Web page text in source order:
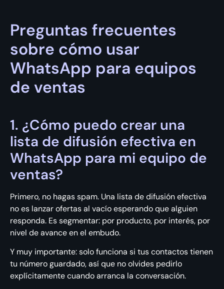
Preguntas frecuentes
sobre cómo usar
WhatsApp para equipos
de ventas
1. ¿Cómo puedo crear una
lista de difusión efectiva en
WhatsApp para mi equipo de
ventas?
Primero, no hagas spam. Una lista de difusión efectiva
no es lanzar ofertas al vacío esperando que alguien
responda. Es segmentar: por producto, por interés, por
nivel de avance en el embudo.
Y muy importante: solo funciona si tus contactos tienen
tu número guardado, así que no olvides pedirlo
explícitamente cuando arranca la conversación.